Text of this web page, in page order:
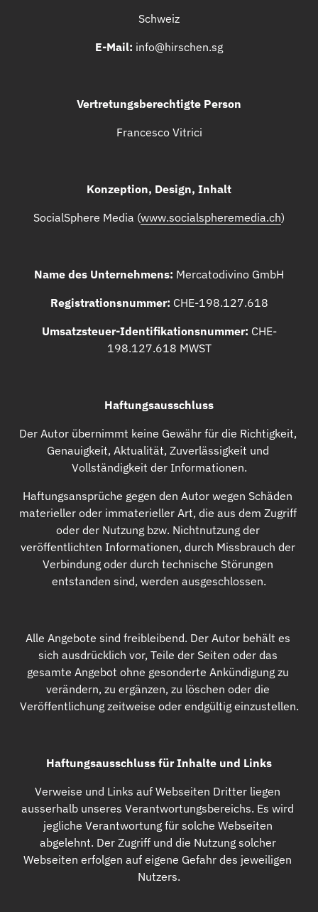
Schweiz
E-Mail: info@hirschen.sg
Vertretungsberechtigte Person
Francesco Vitrici
Konzeption, Design, Inhalt
SocialSphere Media (www.socialspheremedia.ch)
Name des Unternehmens: Mercatodivino GmbH
Registrationsnummer: CHE-198.127.618
Umsatzsteuer-Identifikationsnummer: CHE-
198.127.618 MWST
Haftungsausschluss
Der Autor übernimmt keine Gewähr für die Richtigkeit,
Genauigkeit, Aktualität, Zuverlässigkeit und
Vollständigkeit der Informationen.
Haftungsansprüche gegen den Autor wegen Schäden
materieller oder immaterieller Art, die aus dem Zugriff
oder der Nutzung bzw. Nichtnutzung der
veröffentlichten Informationen, durch Missbrauch der
Verbindung oder durch technische Störungen
entstanden sind, werden ausgeschlossen.
Alle Angebote sind freibleibend. Der Autor behält es
sich ausdrücklich vor, Teile der Seiten oder das
gesamte Angebot ohne gesonderte Ankündigung zu
verändern, zu ergänzen, zu löschen oder die
Veröffentlichung zeitweise oder endgültig einzustellen.
Haftungsausschluss für Inhalte und Links
Verweise und Links auf Webseiten Dritter liegen
ausserhalb unseres Verantwortungsbereichs. Es wird
jegliche Verantwortung für solche Webseiten
abgelehnt. Der Zugriff und die Nutzung solcher
Webseiten erfolgen auf eigene Gefahr des jeweiligen
Nutzers.